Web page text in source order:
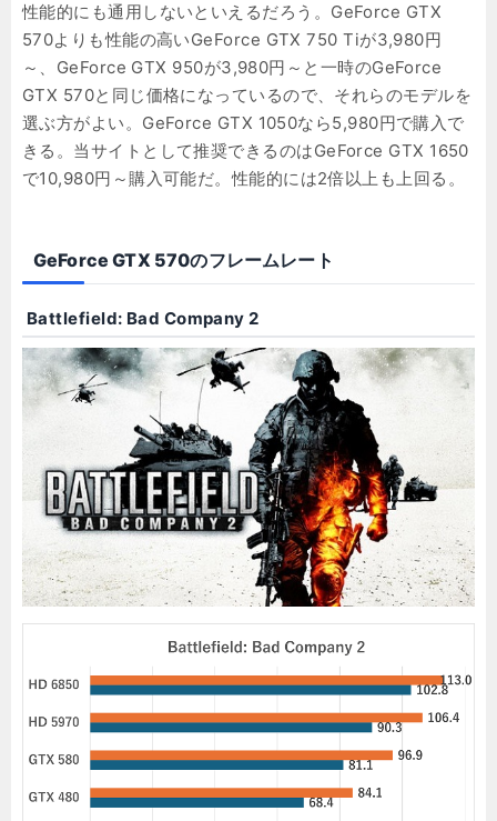
性能的にも通用しないといえるだろう。GeForce GTX
570よりも性能の高いGeForce GTX 750 Tiが3,980円
～、GeForce GTX 950が3,980円～と一時のGeForce
GTX 570と同じ価格になっているので、それらのモデルを
選ぶ方がよい。GeForce GTX 1050なら5,980円で購入で
きる。当サイトとして推奨できるのはGeForce GTX 1650
で10,980円～購入可能だ。性能的には2倍以上も上回る。
GeForce GTX 570のフレームレート
Battlefield: Bad Company 2